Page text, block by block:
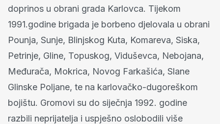
doprinos u obrani grada Karlovca. Tijekom
1991.godine brigada je borbeno djelovala u obrani
Pounja, Sunje, Blinjskog Kuta, Komareva, Siska,
Petrinje, Gline, Topuskog, Viduševca, Nebojana,
Međurača, Mokrica, Novog Farkašića, Slane
Glinske Poljane, te na karlovačko-dugoreškom
bojištu. Gromovi su do siječnja 1992. godine
razbili neprijatelja i uspješno oslobodili više